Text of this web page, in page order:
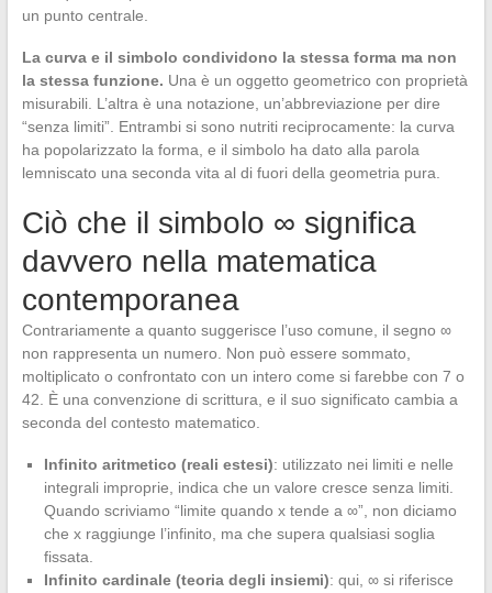
un punto centrale.
La curva e il simbolo condividono la stessa forma ma non
la stessa funzione. Una è un oggetto geometrico con proprietà
misurabili. L’altra è una notazione, un’abbreviazione per dire
“senza limiti”. Entrambi si sono nutriti reciprocamente: la curva
ha popolarizzato la forma, e il simbolo ha dato alla parola
lemniscato una seconda vita al di fuori della geometria pura.
Ciò che il simbolo ∞ significa
davvero nella matematica
contemporanea
Contrariamente a quanto suggerisce l’uso comune, il segno ∞
non rappresenta un numero. Non può essere sommato,
moltiplicato o confrontato con un intero come si farebbe con 7 o
42. È una convenzione di scrittura, e il suo significato cambia a
seconda del contesto matematico.
Infinito aritmetico (reali estesi): utilizzato nei limiti e nelle
integrali improprie, indica che un valore cresce senza limiti.
Quando scriviamo “limite quando x tende a ∞”, non diciamo
che x raggiunge l’infinito, ma che supera qualsiasi soglia
fissata.
Infinito cardinale (teoria degli insiemi): qui, ∞ si riferisce